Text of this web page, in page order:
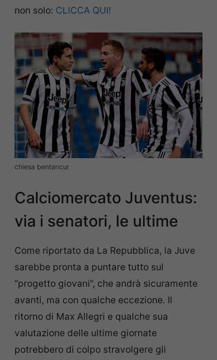
non solo: CLICCA QUI!
chiesa bentancur
Calciomercato Juventus:
via i senatori, le ultime
Come riportato da La Repubblica, la Juve
sarebbe pronta a puntare tutto sul
“progetto giovani”, che andrà sicuramente
avanti, ma con qualche eccezione. Il
ritorno di Max Allegri e qualche sua
valutazione delle ultime giornate
potrebbero di colpo stravolgere gli